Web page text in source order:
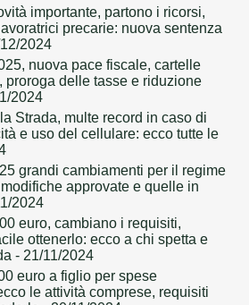
importante, partono i ricorsi,
precarie: nuova sentenza
2024
nuova pace fiscale, cartelle
proroga delle tasse e riduzione
2024
Strada, multe record in caso di
e uso del cellulare: ecco tutte le
grandi cambiamenti per il regime
approvate e quelle in
2024
euro, cambiano i requisiti,
ottenerlo: ecco a chi spetta e
- 21/11/2024
euro a figlio per spese
le attività comprese, requisiti